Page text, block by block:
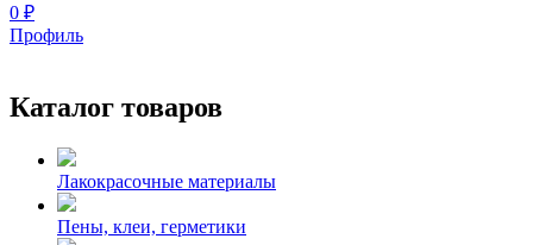
0 ₽
Профиль
Каталог товаров
Лакокрасочные материалы
Пены, клеи, герметики